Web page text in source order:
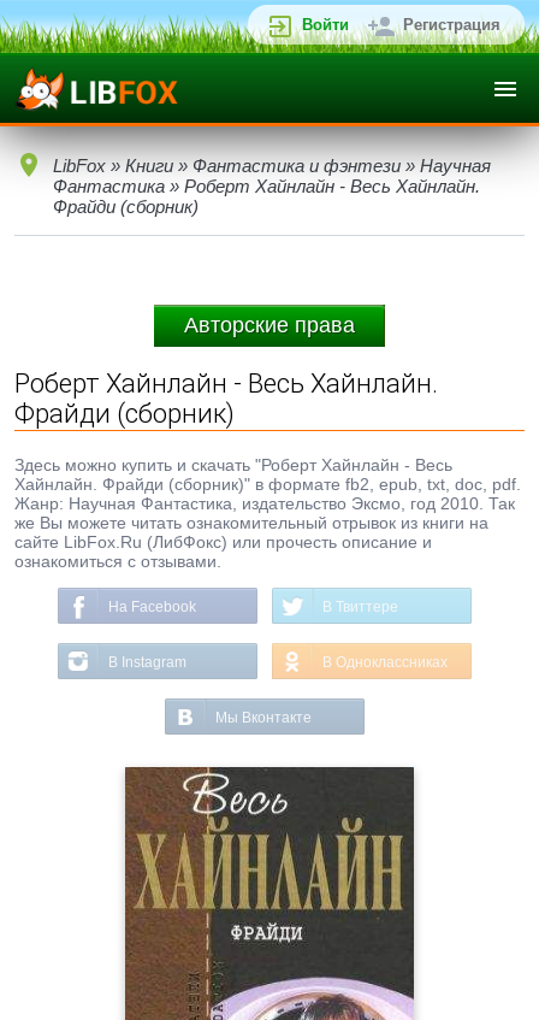
Войти Регистрация
LibFox » Книги » Фантастика и фэнтези » Научная
Фантастика » Роберт Хайнлайн - Весь Хайнлайн.
Фрайди (сборник)
Авторские права
Роберт Хайнлайн - Весь Хайнлайн.
Фрайди (сборник)
Здесь можно купить и скачать "Роберт Хайнлайн - Весь
Хайнлайн. Фрайди (сборник)" в формате fb2, epub, txt, doc, pdf.
Жанр: Научная Фантастика, издательство Эксмо, год 2010. Так
же Вы можете читать ознакомительный отрывок из книги на
сайте LibFox.Ru (ЛибФокс) или прочесть описание и
ознакомиться с отзывами.
На Facebook В Твиттере
В Instagram В Одноклассниках
Мы Вконтакте